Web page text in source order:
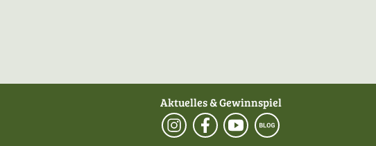
Aktuelles & Gewinnspiel